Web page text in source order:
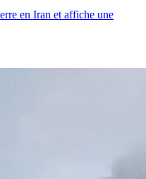
en Iran et affiche une